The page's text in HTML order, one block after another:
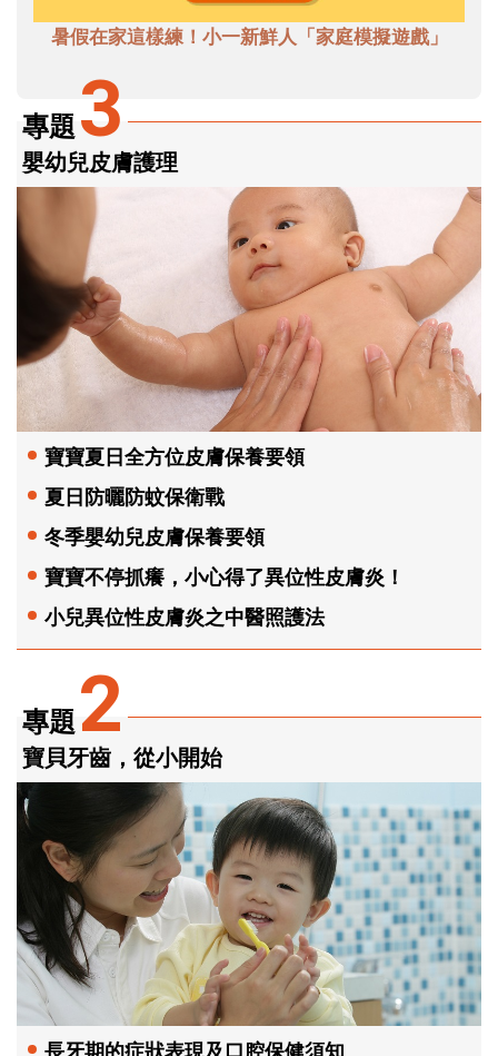
暑假在家這樣練！小一新鮮人「家庭模擬遊戲」
專題2
寶貝牙齒，從小開始
長牙期的症狀表現及口腔保健須知
專題3
嬰幼兒皮膚護理
寶寶夏日全方位皮膚保養要領
夏日防曬防蚊保衛戰
冬季嬰幼兒皮膚保養要領
寶寶不停抓癢，小心得了異位性皮膚炎！
小兒異位性皮膚炎之中醫照護法